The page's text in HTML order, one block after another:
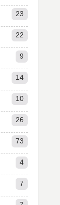
23
22
9
14
10
26
73
4
7